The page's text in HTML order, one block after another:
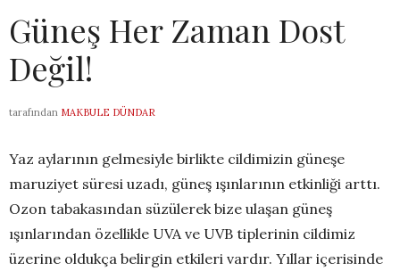
Güneş Her Zaman Dost
Değil!
tarafından MAKBULE DÜNDAR
Yaz aylarının gelmesiyle birlikte cildimizin güneşe
maruziyet süresi uzadı, güneş ışınlarının etkinliği arttı.
Ozon tabakasından süzülerek bize ulaşan güneş
ışınlarından özellikle UVA ve UVB tiplerinin cildimiz
üzerine oldukça belirgin etkileri vardır. Yıllar içerisinde